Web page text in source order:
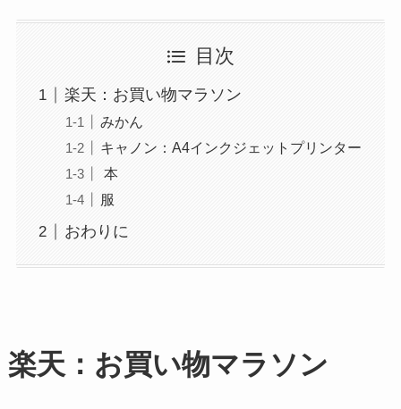
目次
楽天：お買い物マラソン
みかん
キャノン：A4インクジェットプリンター
本
服
おわりに
楽天：お買い物マラソン